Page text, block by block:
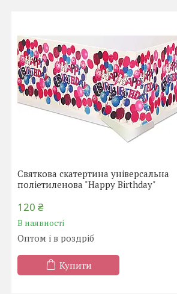
Святкова скатертина універсальна
поліетиленова "Happy Birthday"
120 ₴
В наявності
Оптом і в роздріб
Купити